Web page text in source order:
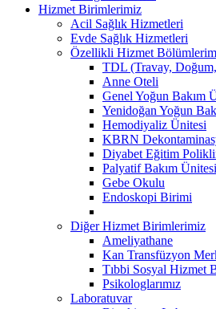
Hizmet Birimlerimiz
Acil Sağlık Hizmetleri
Evde Sağlık Hizmetleri
Özellikli Hizmet
TDL (Travay,
Anne Oteli
Genel Yoğun Bakım
Yenidoğan Yoğun
Hemodiyaliz Ünitesi
KBRN
Diyabet Eğitim
Palyatif Bakım Ünitesi
Gebe Okulu
Endoskopi Birimi
Diğer Hizmet Birimlerimiz
Ameliyathane
Kan Transfüzyon
Tıbbi Sosyal Hizmet
Psikologlarımız
Laboratuvar